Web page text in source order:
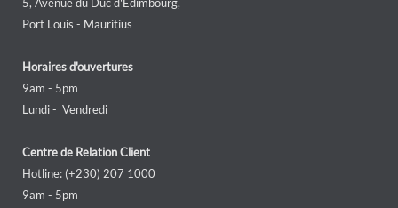
Port Louis - Mauritius
Horaires d'ouvertures
9am - 5pm
Lundi - Vendredi
Centre de Relation Client
Hotline: (+230) 207 1000
9am - 5pm